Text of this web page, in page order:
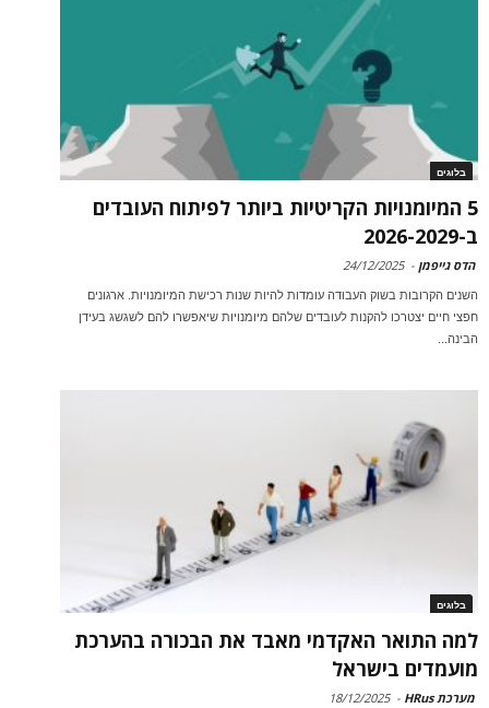
בלוגים
5 המיומנויות הקריטיות ביותר לפיתוח העובדים
ב-2026-2029
הדס גייפמן -
24/12/2025
השנים הקרובות בשוק העבודה עומדות להיות שנות רכישת המיומנויות. ארגונים
חפצי חיים יצטרכו להקנות לעובדים שלהם מיומנויות שיאפשרו להם לשגשג בעידן
הבינה...
בלוגים
למה התואר האקדמי מאבד את הבכורה בהערכת
מועמדים בישראל
מערכת HRus -
18/12/2025